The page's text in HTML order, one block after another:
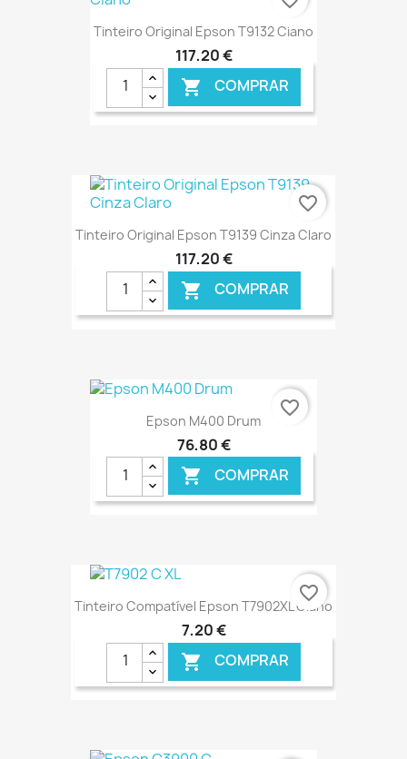
Tinteiro Original Epson T9132 Ciano
117,20 €
 COMPRAR
€ ONLINE
Tinteiro Original Epson T9139 Cinza Claro
117,20 €
 COMPRAR
favorite_border
Epson M400 Drum
76,80 €
 COMPRAR
€ ONLINE
favorite_border
Tinteiro Compatível Epson T7902XL Ciano
7,20 €
 COMPRAR
favorite_border